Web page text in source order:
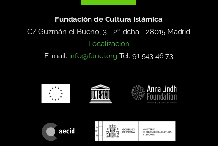
Fundación de Cultura Islámica
C/ Guzmán el Bueno, 3 - 2º dcha -28015 Madrid
Localización
E-mail: info@funci.org Tel: 91 543 46 73